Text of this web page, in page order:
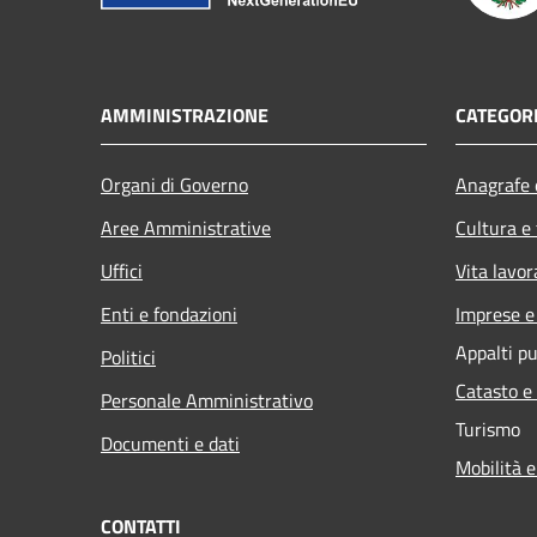
AMMINISTRAZIONE
Organi di Governo
Aree Amministrative
Uffici
Enti e fondazioni
Politici
Personale Amministrativo
Documenti e dati
Cultura
Vita
Imprese
Appalti
Catasto
Turismo
Mobilità
CONTATTI